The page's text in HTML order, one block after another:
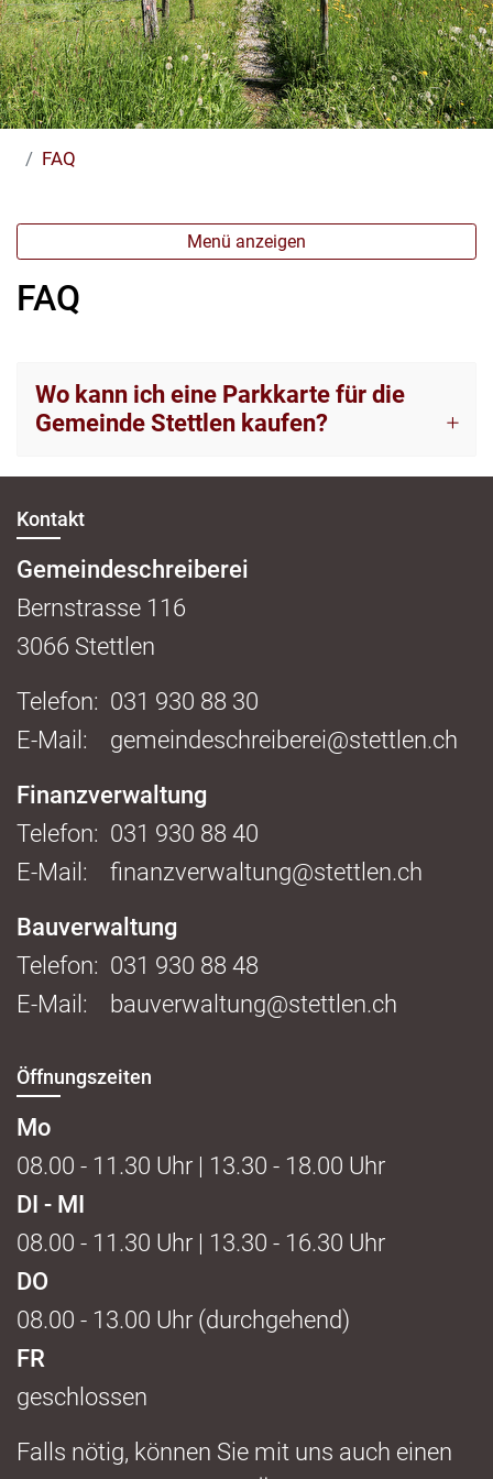
FAQ
Menü anzeigen
FAQ
Wo kann ich eine Parkkarte für die
Gemeinde Stettlen kaufen?
Kontakt
Gemeindeschreiberei
Bernstrasse 116
3066 Stettlen
Telefon: 031 930 88 30
E-Mail:
gemeindeschreiberei@stettlen.ch
Finanzverwaltung
Telefon: 031 930 88 40
E-Mail:
finanzverwaltung@stettlen.ch
Bauverwaltung
Telefon: 031 930 88 48
E-Mail:
bauverwaltung@stettlen.ch
Öffnungszeiten
Mo
08.00 - 11.30 Uhr | 13.30 - 18.00 Uhr
DI - MI
08.00 - 11.30 Uhr | 13.30 - 16.30 Uhr
DO
08.00 - 13.00 Uhr (durchgehend)
FR
geschlossen
Falls nötig, können Sie mit uns auch einen